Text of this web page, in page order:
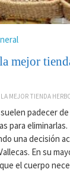
mejor
LA MEJOR TIENDA
padecer
para eliminarlas.
una decisión
En su
el cuerpo